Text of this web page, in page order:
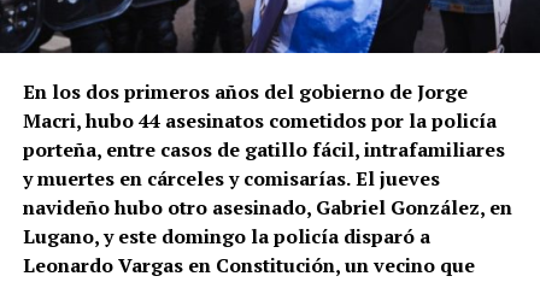
En los dos primeros años del gobierno de Jorge
Macri, hubo 44 asesinatos cometidos por la policía
porteña, entre casos de gatillo fácil, intrafamiliares
y muertes en cárceles y comisarías.El jueves
navideño hubo otro asesinado, Gabriel González, en
Lugano, y este domingo la policía disparó a
Leonardo Vargas en Constitución, un vecino que